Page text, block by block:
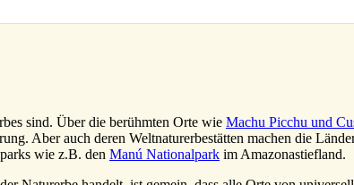
sind. Über die berühmten Orte wie Machu Picchu und
Aber auch deren Weltnaturerbestätten machen die
wie z.B. den Manú Nationalpark im Amazonastiefland.